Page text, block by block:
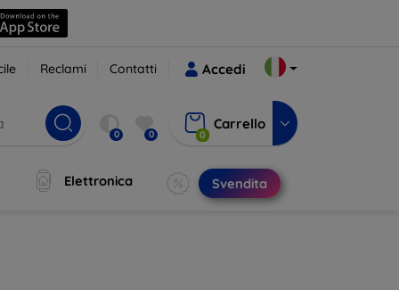
Reclami Contatti Accedi
0 0 0
Carrello
Elettronica Svendita